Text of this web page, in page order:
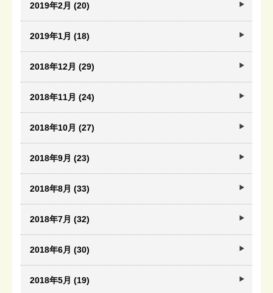
2019年2月 (20)
2019年1月 (18)
2018年12月 (29)
2018年11月 (24)
2018年10月 (27)
2018年9月 (23)
2018年8月 (33)
2018年7月 (32)
2018年6月 (30)
2018年5月 (19)